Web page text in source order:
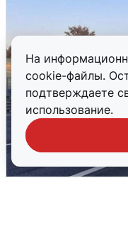
На
cookie-файлы.
подтверждаете
использование.